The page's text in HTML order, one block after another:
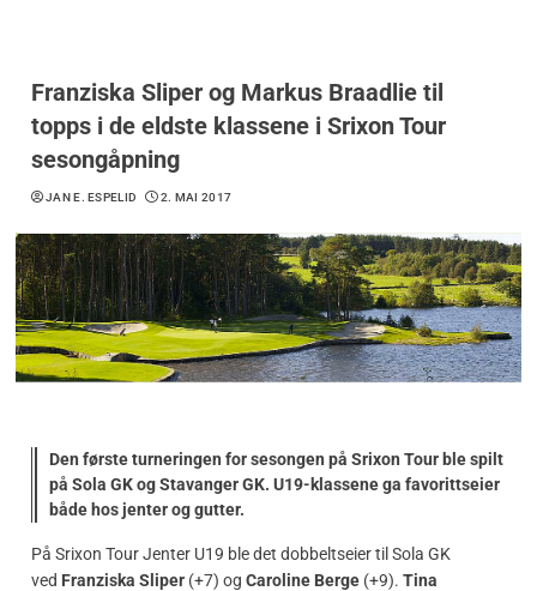
Franziska Sliper og Markus Braadlie til
topps i de eldste klassene i Srixon Tour
sesongåpning
JAN E. ESPELID 2. MAI 2017
Den første turneringen for sesongen på Srixon Tour ble spilt
på Sola GK og Stavanger GK. U19-klassene ga favorittseier
både hos jenter og gutter.
På Srixon Tour Jenter U19 ble det dobbeltseier til Sola GK
ved Franziska Sliper (+7) og Caroline Berge (+9). Tina